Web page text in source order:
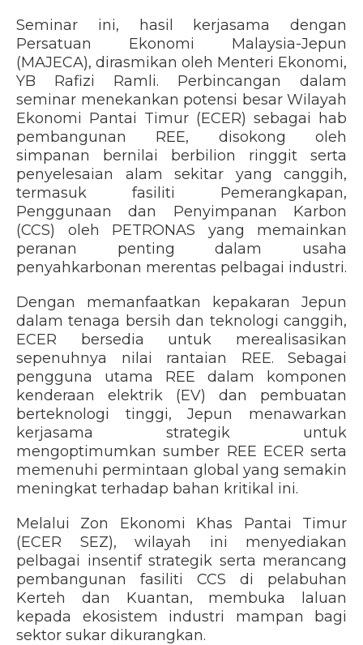
Seminar ini, hasil kerjasama dengan
Persatuan Ekonomi Malaysia-Jepun
(MAJECA), dirasmikan oleh Menteri Ekonomi,
YB Rafizi Ramli. Perbincangan dalam
seminar menekankan potensi besar Wilayah
Ekonomi Pantai Timur (ECER) sebagai hab
pembangunan REE, disokong oleh
simpanan bernilai berbilion ringgit serta
penyelesaian alam sekitar yang canggih,
termasuk fasiliti Pemerangkapan,
Penggunaan dan Penyimpanan Karbon
(CCS) oleh PETRONAS yang memainkan
peranan penting dalam usaha
penyahkarbonan merentas pelbagai industri.
Dengan memanfaatkan kepakaran Jepun
dalam tenaga bersih dan teknologi canggih,
ECER bersedia untuk merealisasikan
sepenuhnya nilai rantaian REE. Sebagai
pengguna utama REE dalam komponen
kenderaan elektrik (EV) dan pembuatan
berteknologi tinggi, Jepun menawarkan
kerjasama strategik untuk
mengoptimumkan sumber REE ECER serta
memenuhi permintaan global yang semakin
meningkat terhadap bahan kritikal ini.
Melalui Zon Ekonomi Khas Pantai Timur
(ECER SEZ), wilayah ini menyediakan
pelbagai insentif strategik serta merancang
pembangunan fasiliti CCS di pelabuhan
Kerteh dan Kuantan, membuka laluan
kepada ekosistem industri mampan bagi
sektor sukar dikurangkan.